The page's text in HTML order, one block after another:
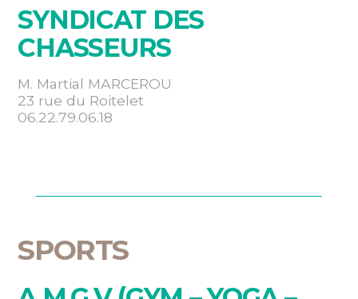
SYNDICAT DES
CHASSEURS
M. Martial MARCEROU
23 rue du Roitelet
06.22.79.06.18
SPORTS